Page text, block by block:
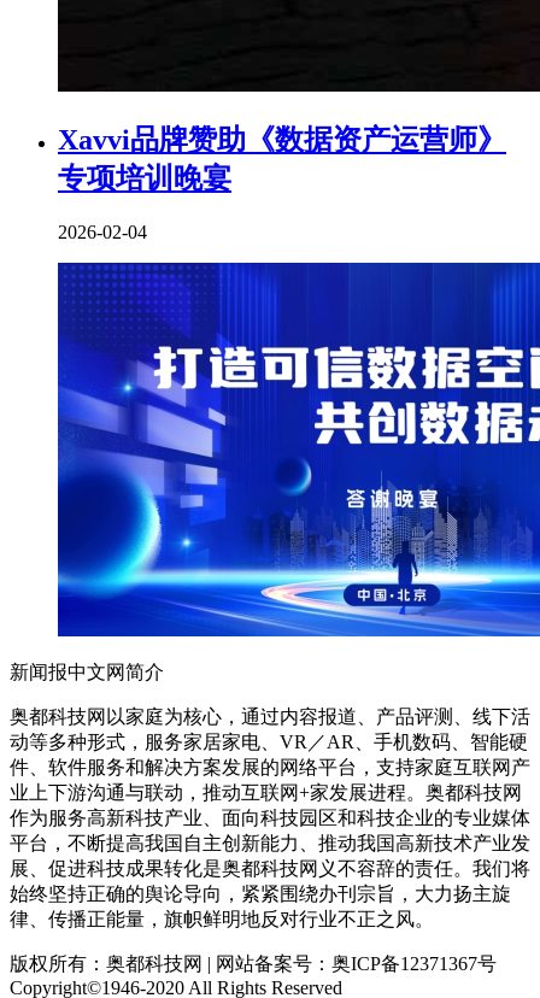
Xavvi品牌赞助《数据资产运营师》
专项培训晚宴
2026-02-04
新闻报中文网简介
奥都科技网以家庭为核心，通过内容报道、产品评测、线下活
动等多种形式，服务家居家电、VR／AR、手机数码、智能硬
件、软件服务和解决方案发展的网络平台，支持家庭互联网产
业上下游沟通与联动，推动互联网+家发展进程。奥都科技网
作为服务高新科技产业、面向科技园区和科技企业的专业媒体
平台，不断提高我国自主创新能力、推动我国高新技术产业发
展、促进科技成果转化是奥都科技网义不容辞的责任。我们将
始终坚持正确的舆论导向，紧紧围绕办刊宗旨，大力扬主旋
律、传播正能量，旗帜鲜明地反对行业不正之风。
版权所有：奥都科技网 | 网站备案号：奥ICP备12371367号
Copyright©1946-2020 All Rights Reserved